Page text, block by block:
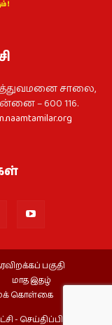
சாலை,
– 600 116.
பகுதி
மாத இதழ்
கொள்கை
- செய்திப்பிரிவு